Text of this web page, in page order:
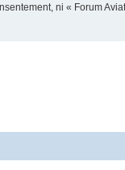
ni « Forum